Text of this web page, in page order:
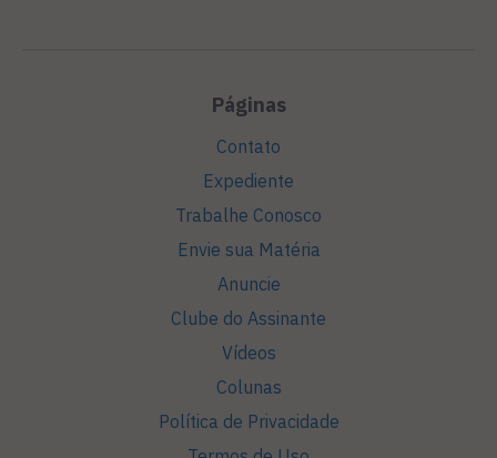
Páginas
Contato
Expediente
Trabalhe Conosco
Envie sua Matéria
Anuncie
Clube do Assinante
Vídeos
Colunas
Política de Privacidade